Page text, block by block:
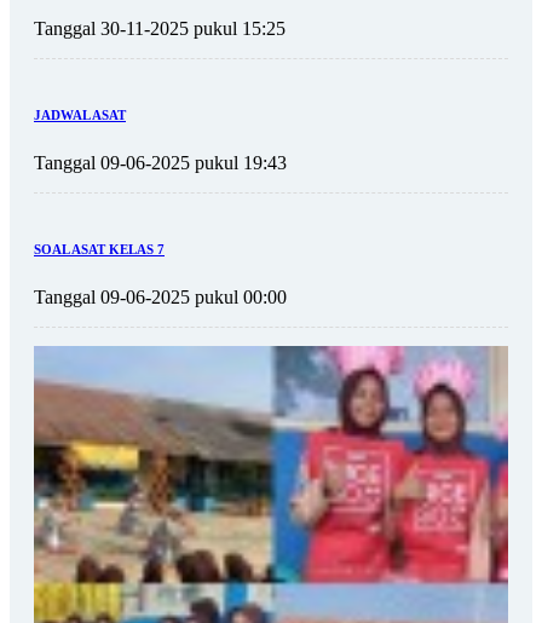
Tanggal 30-11-2025 pukul 15:25
JADWAL ASAT
Tanggal 09-06-2025 pukul 19:43
SOAL ASAT KELAS 7
Tanggal 09-06-2025 pukul 00:00